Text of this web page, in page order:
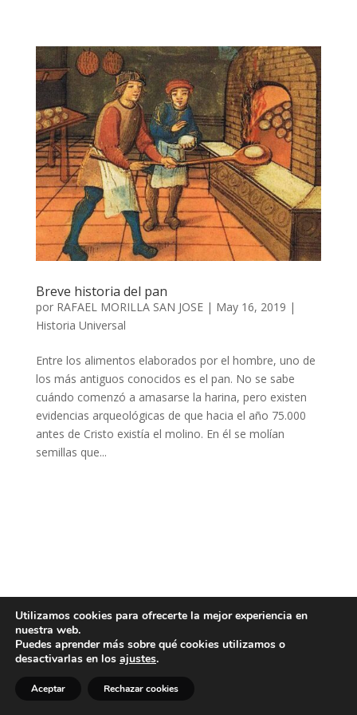
Breve historia del pan
por RAFAEL MORILLA SAN JOSE| May 16, 2019 |
Historia Universal
Entre los alimentos elaborados por el hombre, uno de
los más antiguos conocidos es el pan. No se sabe
cuándo comenzó a amasarse la harina, pero existen
evidencias arqueológicas de que hacia el año 75.000
antes de Cristo existía el molino. En él se molían
semillas que...
Utilizamos cookies para ofrecerte la mejor experiencia en
nuestra web.
Puedes aprender más sobre qué cookies utilizamos o
desactivarlas en los ajustes.
Aceptar Rechazar cookies